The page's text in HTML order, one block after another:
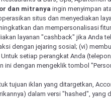
dan mitranya ingin menyimpan
situs dan menyediakan
dan mempersonalisasi
layanan "cashback" jika Anda
dengan jejaring sosial; (vi)
setiap perangkat Anda
ini dengan mengeklik tombol
tujuan iklan yang ditargetkan,
dalam versi "hashed", yang